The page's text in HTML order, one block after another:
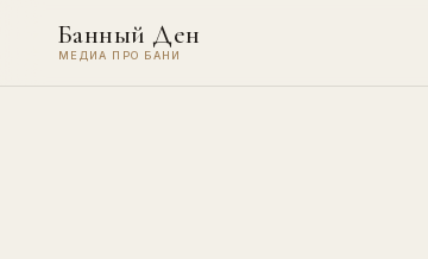
Банный Ден
МЕДИА ПРО БАНИ